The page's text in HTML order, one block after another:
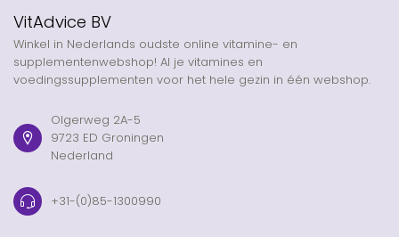
VitAdvice BV
Winkel in Nederlands oudste online vitamine- en
supplementenwebshop! Al je vitamines en
voedingssupplementen voor het hele gezin in één webshop.
Olgerweg 2A-5
9723 ED Groningen
Nederland
+31-(0)85-1300990